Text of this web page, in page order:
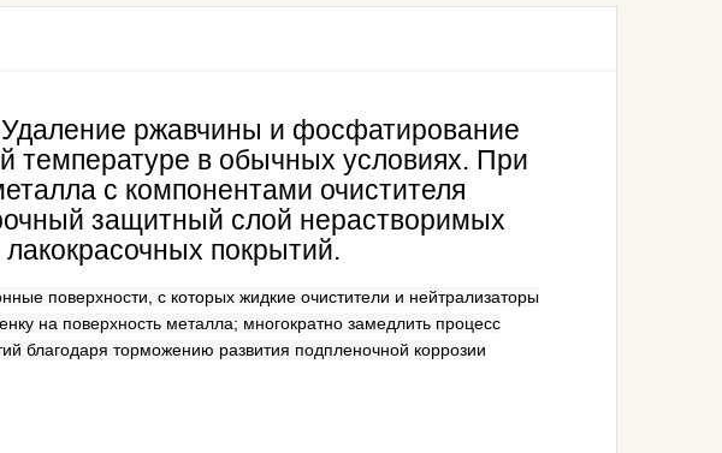
Удаление ржавчины и фосфатирование
температуре в обычных условиях. При
с компонентами очистителя
защитный слой нерастворимых
покрытий.
поверхности, с которых жидкие очистители и нейтрализаторы
на поверхность металла; многократно замедлить процесс
благодаря торможению развития подпленочной коррозии